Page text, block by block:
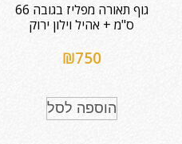
גוף תאורה מפליז בגובה 66
ס"מ + אהיל וילון ירוק
₪750
הוספה לסל